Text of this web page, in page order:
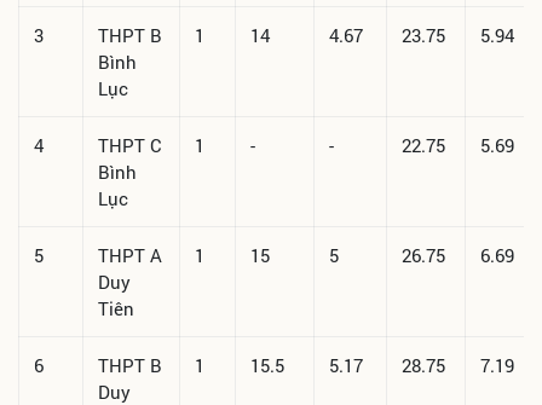
3
THPT B
Bình
Lục
1 14 4.67 23.75 5.94
4
THPT C
Bình
Lục
1 - - 22.75 5.69
5
THPT A
Duy
Tiên
1 15 5 26.75 6.69
6
THPT B
Duy
1 15.5 5.17 28.75 7.19